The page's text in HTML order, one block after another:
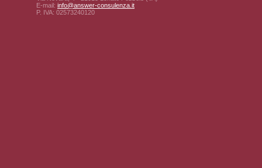
E-mail: info@answer-consulenza.it
P. IVA: 02573240120